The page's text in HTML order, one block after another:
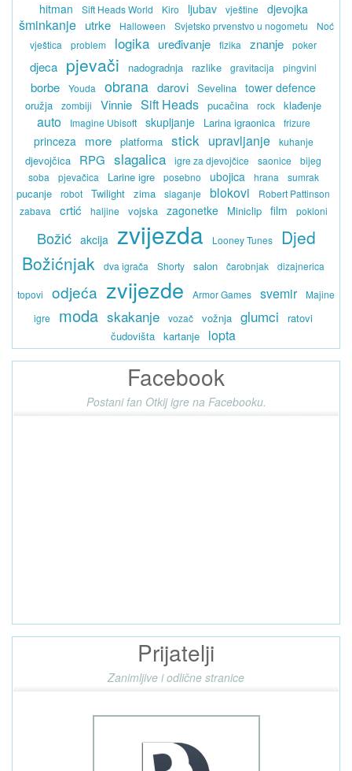
hitman
Sift Heads World Kiro ljubav vještine djevojka
šminkanje utrke Halloween Svjetsko prvenstvo u nogometu
Noć
vještica
problem logika uređivanje fizika znanje poker
djeca pjevači nadogradnja razlike gravitacija pingvini
borbe Youda obrana darovi Sevelina tower defence
oružja zombiji Vinnie Sift Heads pucačina rock klađenje
auto Imagine Ubisoft skupljanje Larina igraonica frizure
princeza more platforma stick upravljanje kuhanje
djevojčica RPG slagalica igre za djevojčice saonice
bijeg
soba
pjevačica Larine igre posebno ubojica hrana sumrak
pucanje robot Twilight zima slaganje blokovi
Robert Pattinson
zabava
crtić haljine vojska zagonetke Miniclip film pokloni
Božić akcija zvijezda Looney Tunes
Djed
Božićnjak
dva igrača Shorty salon čarobnjak dizajnerica
topovi odjeća zvijezde Armor Games svemir
Majine
igre
moda skakanje vozač vožnja glumci
ratovi
čudovišta kartanje lopta
Facebook
Postani fan Otkij igre na Facebooku.
Prijatelji
Zanimljive i odlične stranice